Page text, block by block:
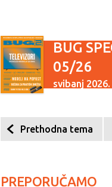
BUG
05/26
svibanj 2026.
Prethodna tema
PREPORUČAMO